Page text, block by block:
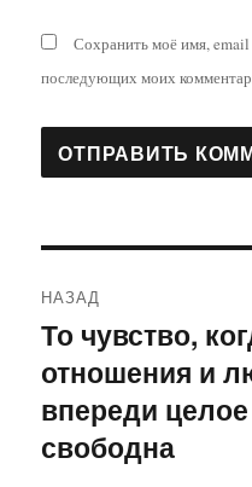
Сохранить моё имя, email
последующих моих
по
записям
НАЗАД
Предыдущая
запись:
То чувство,
отношения и
впереди
свободна